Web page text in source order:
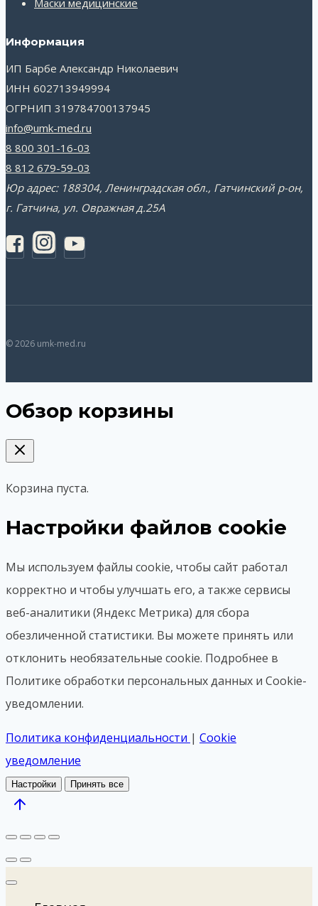
Информация
ИП Барбе Александр Николаевич
ИНН 602713949994
ОГРНИП 319784700137945
info@umk-med.ru
8 800 301-16-03
8 812 679-59-03
Юр адрес: 188304, Ленинградская обл., Гатчинский р-он,
г. Гатчина, ул. Овражная д.25А
© 2026 umk-med.ru
Обзор корзины
Корзина пуста.
Настройки файлов cookie
Мы используем файлы cookie, чтобы сайт работал
корректно и чтобы улучшать его, а также сервисы
веб-аналитики (Яндекс Метрика) для сбора
обезличенной статистики. Вы можете принять или
отклонить необязательные cookie. Подробнее в
Политике обработки персональных данных и Cookie-
уведомлении.
Политика конфиденциальности | Cookie
уведомление
Настройки Принять все